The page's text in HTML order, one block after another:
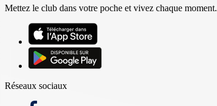
Mettez le club dans votre poche et vivez chaque moment.
Réseaux sociaux